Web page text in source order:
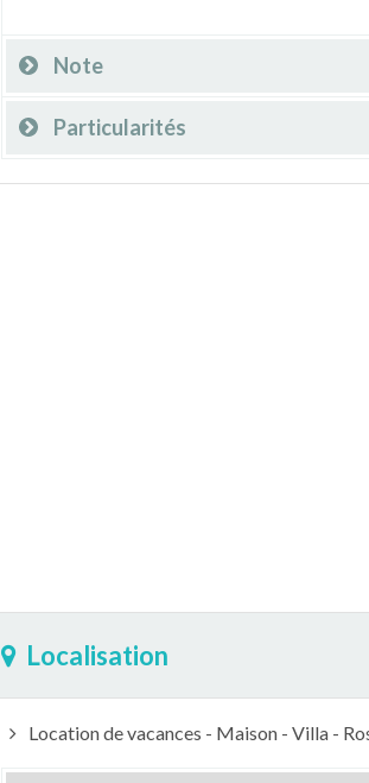
Note
Particularités
Localisation
Location de vacances - Maison - Villa -